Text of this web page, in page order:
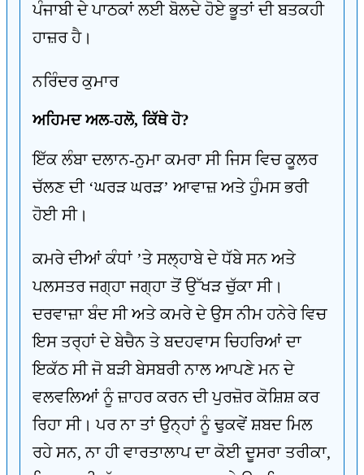
ਪੰਜਾਬੀ ਦੇ ਪਾਠਕਾਂ ਲਈ ਬੋਲਦੇ ਹੋਏ ਭੂਤਾਂ ਦੀ ਬਤਕਹੀ
ਹਾਜ਼ਰ ਹੈ।
ਨਰਿੰਦਰ ਕੁਮਾਰ
ਅਹਿਮਦ ਅਲ-ਹਲੋ, ਕਿੱਥੇ ਹੋ?
ਇੱਕ ਲੰਬਾ ਦਲਾਨ-ਨੁਮਾ ਕਮਰਾ ਸੀ ਜਿਸ ਵਿਚ ਕੂਲਰ
ਚੱਲਣ ਦੀ ‘ਘਰੜ ਘਰੜ’ ਆਵਾਜ਼ ਅਤੇ ਹੁੰਮਸ ਭਰੀ
ਹੋਈ ਸੀ।
ਕਮਰੇ ਦੀਆਂ ਕੰਧਾਂ ’ਤੇ ਸਲ੍ਹਾਬੇ ਦੇ ਧੱਬੇ ਸਨ ਅਤੇ
ਪਲਸਤਰ ਜਗ੍ਹਾ ਜਗ੍ਹਾ ਤੋਂ ਉੱਖੜ ਚੁੱਕਾ ਸੀ।
ਦਰਵਾਜ਼ਾ ਬੰਦ ਸੀ ਅਤੇ ਕਮਰੇ ਦੇ ਉਸ ਨੀਮ ਹਨੇਰੇ ਵਿਚ
ਇਸ ਤਰ੍ਹਾਂ ਦੇ ਬੇਚੈਨ ਤੇ ਬਦਹਵਾਸ ਚਿਹਰਿਆਂ ਦਾ
ਇਕੱਠ ਸੀ ਜੋ ਬੜੀ ਬੇਸਬਰੀ ਨਾਲ ਆਪਣੇ ਮਨ ਦੇ
ਵਲਵਲਿਆਂ ਨੂੰ ਜ਼ਾਹਰ ਕਰਨ ਦੀ ਪੁਰਜ਼ੋਰ ਕੋਸ਼ਿਸ਼ ਕਰ
ਰਿਹਾ ਸੀ। ਪਰ ਨਾ ਤਾਂ ਉਨ੍ਹਾਂ ਨੂੰ ਢੁਕਵੇਂ ਸ਼ਬਦ ਮਿਲ
ਰਹੇ ਸਨ, ਨਾ ਹੀ ਵਾਰਤਾਲਾਪ ਦਾ ਕੋਈ ਦੂਸਰਾ ਤਰੀਕਾ,